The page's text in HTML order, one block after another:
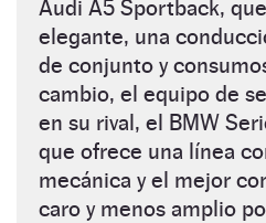
Audi A5 Sportback,
elegante, una
de conjunto y
cambio, el equipo de
en su rival, el BMW
que ofrece una línea
mecánica y el mejor
caro y menos amplio